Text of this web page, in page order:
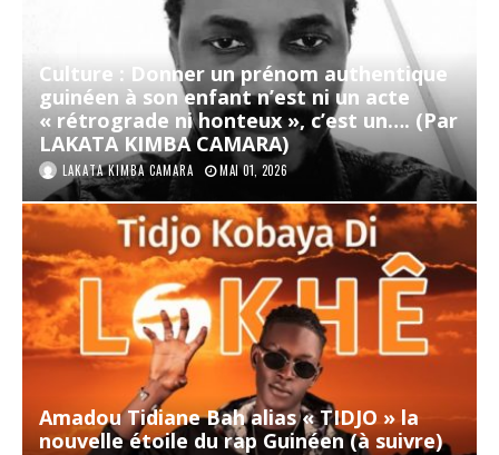
Culture : Donner un prénom authentique
guinéen à son enfant n’est ni un acte
« rétrograde ni honteux », c’est un…. (Par
LAKATA KIMBA CAMARA)
LAKATA KIMBA CAMARA MAI 01, 2026
Amadou Tidiane Bah alias « TIDJO » la
nouvelle étoile du rap Guinéen (à suivre)